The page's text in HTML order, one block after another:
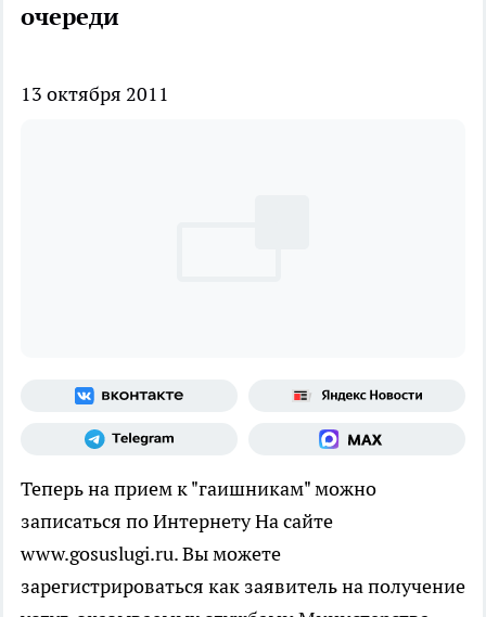
очереди
13 октября 2011
Теперь на прием к "гаишникам" можно
записаться по ИнтернетуНа сайте
www.gosuslugi.ru. Вы можете
зарегистрироваться как заявитель на получение